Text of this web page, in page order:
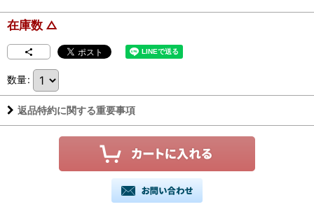
在庫数 △
数量:
返品特約に関する重要事項